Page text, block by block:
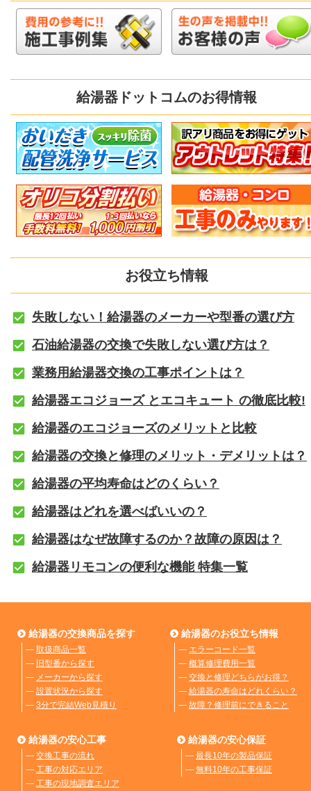
給湯器ドットコムのお得情報
お役立ち情報
失敗しない！給湯器のメーカーや型番の選び方
石油給湯器の交換で失敗しない選び方は？
業務用給湯器交換の工事ポイントは？
給湯器エコジョーズ とエコキュート の徹底比較!
給湯器のエコジョーズのメリットと比較
給湯器の交換と修理のメリット・デメリットは？
給湯器の平均寿命はどのくらい？
給湯器はどれを選べばいいの？
給湯器はなぜ故障するのか？故障の原因は？
給湯器リモコンの便利な機能 特集一覧
給湯器の交換商品を探す
― 取扱商品一覧
― 旧型番から探す
― メーカーから探す
― 設置状況から探す
― 3分で完結Web見積り
給湯器のお役立ち情報
― エラーコード一覧
― 概算修理費用一覧
― 交換と修理どちらがお得？
― 給湯器の寿命はどれくらい？
― 故障？修理前にできること
給湯器の安心工事
― 交換工事の流れ
― 工事の対応エリア
― 工事の現地調査エリア
給湯器の安心保証
― 最長10年の製品保証
― 無料10年の工事保証